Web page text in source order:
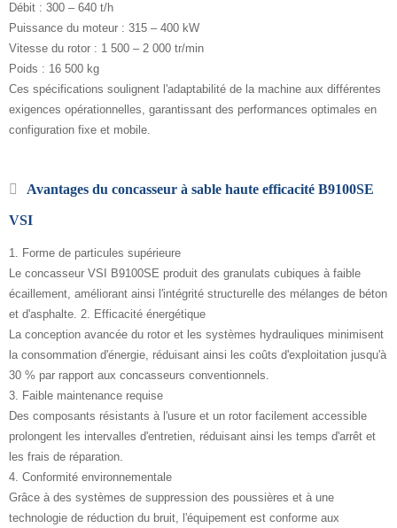
Débit : 300 – 640 t/h
Puissance du moteur : 315 – 400 kW
Vitesse du rotor : 1 500 – 2 000 tr/min
Poids : 16 500 kg
Ces spécifications soulignent l'adaptabilité de la machine aux différentes
exigences opérationnelles, garantissant des performances optimales en
configuration fixe et mobile.
Avantages du concasseur à sable haute efficacité B9100SE
VSI
1. Forme de particules supérieure
Le concasseur VSI B9100SE produit des granulats cubiques à faible
écaillement, améliorant ainsi l'intégrité structurelle des mélanges de béton
et d'asphalte. 2. Efficacité énergétique
La conception avancée du rotor et les systèmes hydrauliques minimisent
la consommation d'énergie, réduisant ainsi les coûts d'exploitation jusqu'à
30 % par rapport aux concasseurs conventionnels.
3. Faible maintenance requise
Des composants résistants à l'usure et un rotor facilement accessible
prolongent les intervalles d'entretien, réduisant ainsi les temps d'arrêt et
les frais de réparation.
4. Conformité environnementale
Grâce à des systèmes de suppression des poussières et à une
technologie de réduction du bruit, l'équipement est conforme aux